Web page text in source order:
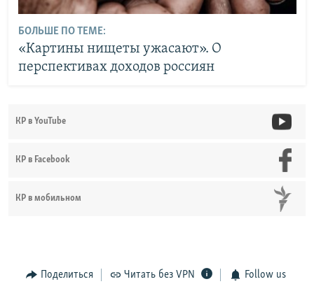
БОЛЬШЕ ПО ТЕМЕ:
«Картины нищеты ужасают». О
перспективах доходов россиян
КР в YouTube
КР в Facebook
КР в мобильном
Поделиться Читать без VPN Follow us